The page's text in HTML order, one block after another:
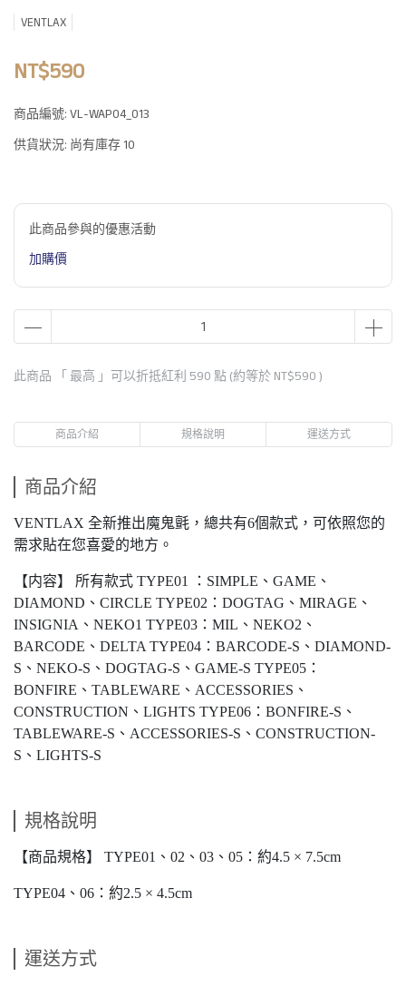
VENTLAX
NT$590
商品編號: VL-WAP04_013
供貨狀況: 尚有庫存 10
此商品參與的優惠活動
加購價
此商品 「 最高 」可以折抵紅利 590 點 (約等於 NT$590 )
商品介紹 規格說明 運送方式
商品介紹
VENTLAX 全新推出魔鬼氈，總共有6個款式，可依照您的
需求貼在您喜愛的地方。
【内容】 所有款式 TYPE01 ：SIMPLE、GAME、
DIAMOND、CIRCLE TYPE02：DOGTAG、MIRAGE、
INSIGNIA、NEKO1 TYPE03：MIL、NEKO2、
BARCODE、DELTA TYPE04：BARCODE-S、DIAMOND-
S、NEKO-S、DOGTAG-S、GAME-S TYPE05：
BONFIRE、TABLEWARE、ACCESSORIES、
CONSTRUCTION、LIGHTS TYPE06：BONFIRE-S、
TABLEWARE-S、ACCESSORIES-S、CONSTRUCTION-
S、LIGHTS-S
規格說明
【商品規格】 TYPE01、02、03、05：約4.5 × 7.5cm
TYPE04、06：約2.5 × 4.5cm
運送方式